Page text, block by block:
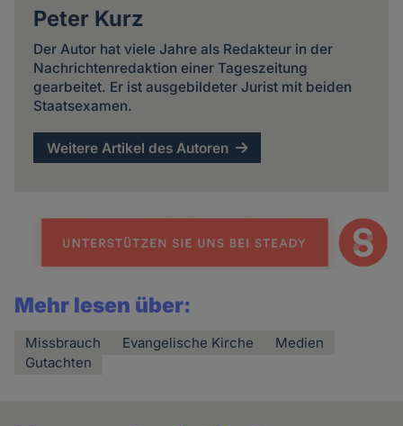
Peter Kurz
Der Autor hat viele Jahre als Redakteur in der
Nachrichtenredaktion einer Tageszeitung
gearbeitet. Er ist ausgebildeter Jurist mit beiden
Staatsexamen.
Weitere Artikel des Autoren
Mehr lesen über:
Missbrauch Evangelische Kirche
Medien
Gutachten